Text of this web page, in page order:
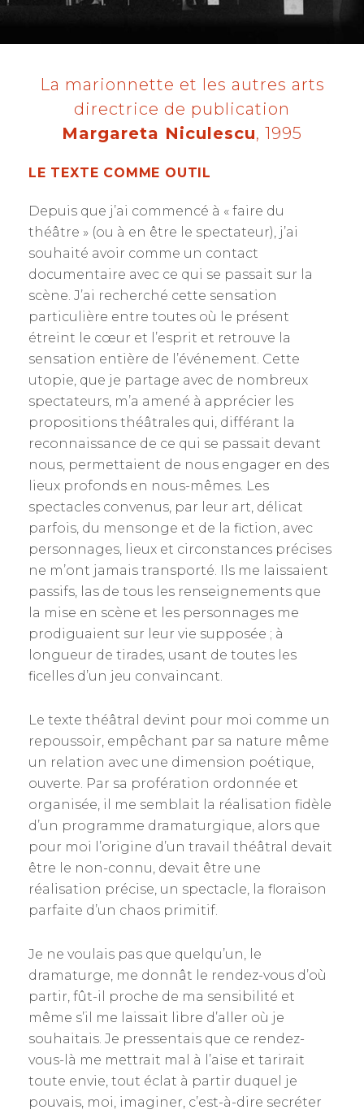
La marionnette et les autres arts
directrice de publication
Margareta Niculescu, 1995
LE TEXTE COMME OUTIL
Depuis que j’ai commencé à « faire du
théâtre » (ou à en être le spectateur), j’ai
souhaité avoir comme un contact
documentaire avec ce qui se passait sur la
scène. J’ai recherché cette sensation
particulière entre toutes où le présent
étreint le cœur et l’esprit et retrouve la
sensation entière de l’événement. Cette
utopie, que je partage avec de nombreux
spectateurs, m’a amené à apprécier les
propositions théâtrales qui, différant la
reconnaissance de ce qui se passait devant
nous, permettaient de nous engager en des
lieux profonds en nous-mêmes. Les
spectacles convenus, par leur art, délicat
parfois, du mensonge et de la fiction, avec
personnages, lieux et circonstances précises
ne m’ont jamais transporté. Ils me laissaient
passifs, las de tous les renseignements que
la mise en scène et les personnages me
prodiguaient sur leur vie supposée ; à
longueur de tirades, usant de toutes les
ficelles d’un jeu convaincant.
Le texte théâtral devint pour moi comme un
repoussoir, empêchant par sa nature même
un relation avec une dimension poétique,
ouverte. Par sa profération ordonnée et
organisée, il me semblait la réalisation fidèle
d’un programme dramaturgique, alors que
pour moi l’origine d’un travail théâtral devait
être le non-connu, devait être une
réalisation précise, un spectacle, la floraison
parfaite d’un chaos primitif.
Je ne voulais pas que quelqu’un, le
dramaturge, me donnât le rendez-vous d’où
partir, fût-il proche de ma sensibilité et
même s’il me laissait libre d’aller où je
souhaitais. Je pressentais que ce rendez-
vous-là me mettrait mal à l’aise et tarirait
toute envie, tout éclat à partir duquel je
pouvais, moi, imaginer, c’est-à-dire secréter